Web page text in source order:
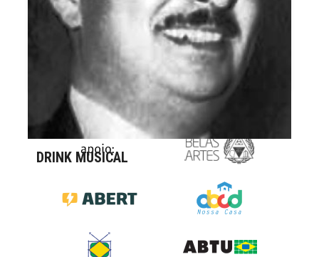
DRINK MUSICAL